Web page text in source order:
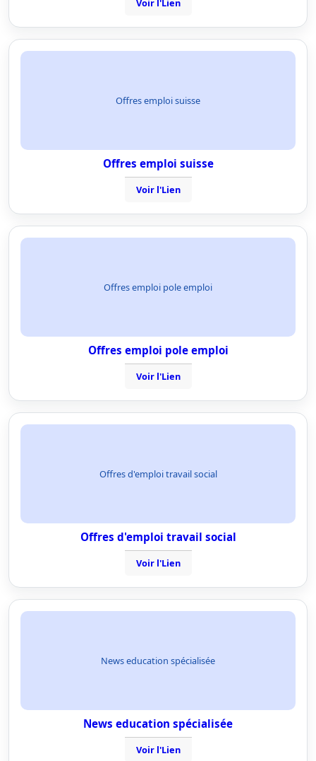
Voir l'Lien
Offres emploi suisse
Offres emploi suisse
Voir l'Lien
Offres emploi pole emploi
Offres emploi pole emploi
Voir l'Lien
Offres d'emploi travail social
Offres d'emploi travail social
Voir l'Lien
News education spécialisée
News education spécialisée
Voir l'Lien